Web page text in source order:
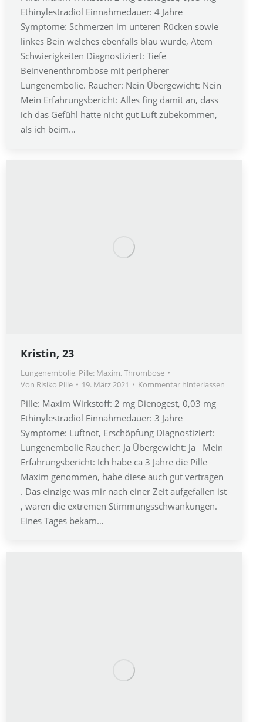
Ethinylestradiol Einnahmedauer: 4 Jahre
Symptome: Schmerzen im unteren Rücken sowie
linkes Bein welches ebenfalls blau wurde, Atem
Schwierigkeiten Diagnostiziert: Tiefe
Beinvenenthrombose mit peripherer
Lungenembolie. Raucher: Nein Übergewicht: Nein
Mein Erfahrungsbericht: Alles fing damit an, dass
ich das Gefühl hatte nicht gut Luft zubekommen,
als ich beim…
Kristin, 23
Lungenembolie, Pille: Maxim, Thrombose
Von Risiko Pille 19. März 2021 Kommentar hinterlassen
Pille: Maxim Wirkstoff: 2 mg Dienogest, 0,03 mg
Ethinylestradiol Einnahmedauer: 3 Jahre
Symptome: Luftnot, Erschöpfung Diagnostiziert:
Lungenembolie Raucher: Ja Übergewicht: Ja Mein
Erfahrungsbericht: Ich habe ca 3 Jahre die Pille
Maxim genommen, habe diese auch gut vertragen
. Das einzige was mir nach einer Zeit aufgefallen ist
, waren die extremen Stimmungsschwankungen.
Eines Tages bekam…